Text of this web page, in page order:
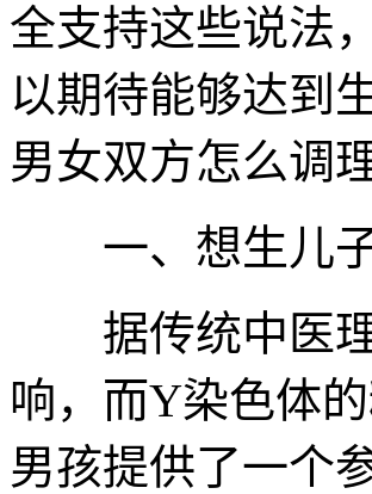
全支持这些说法
以期待能够达到
男女双方怎么调
一、想生儿子
据传统中医理
响，而Y染色体
男孩提供了一个